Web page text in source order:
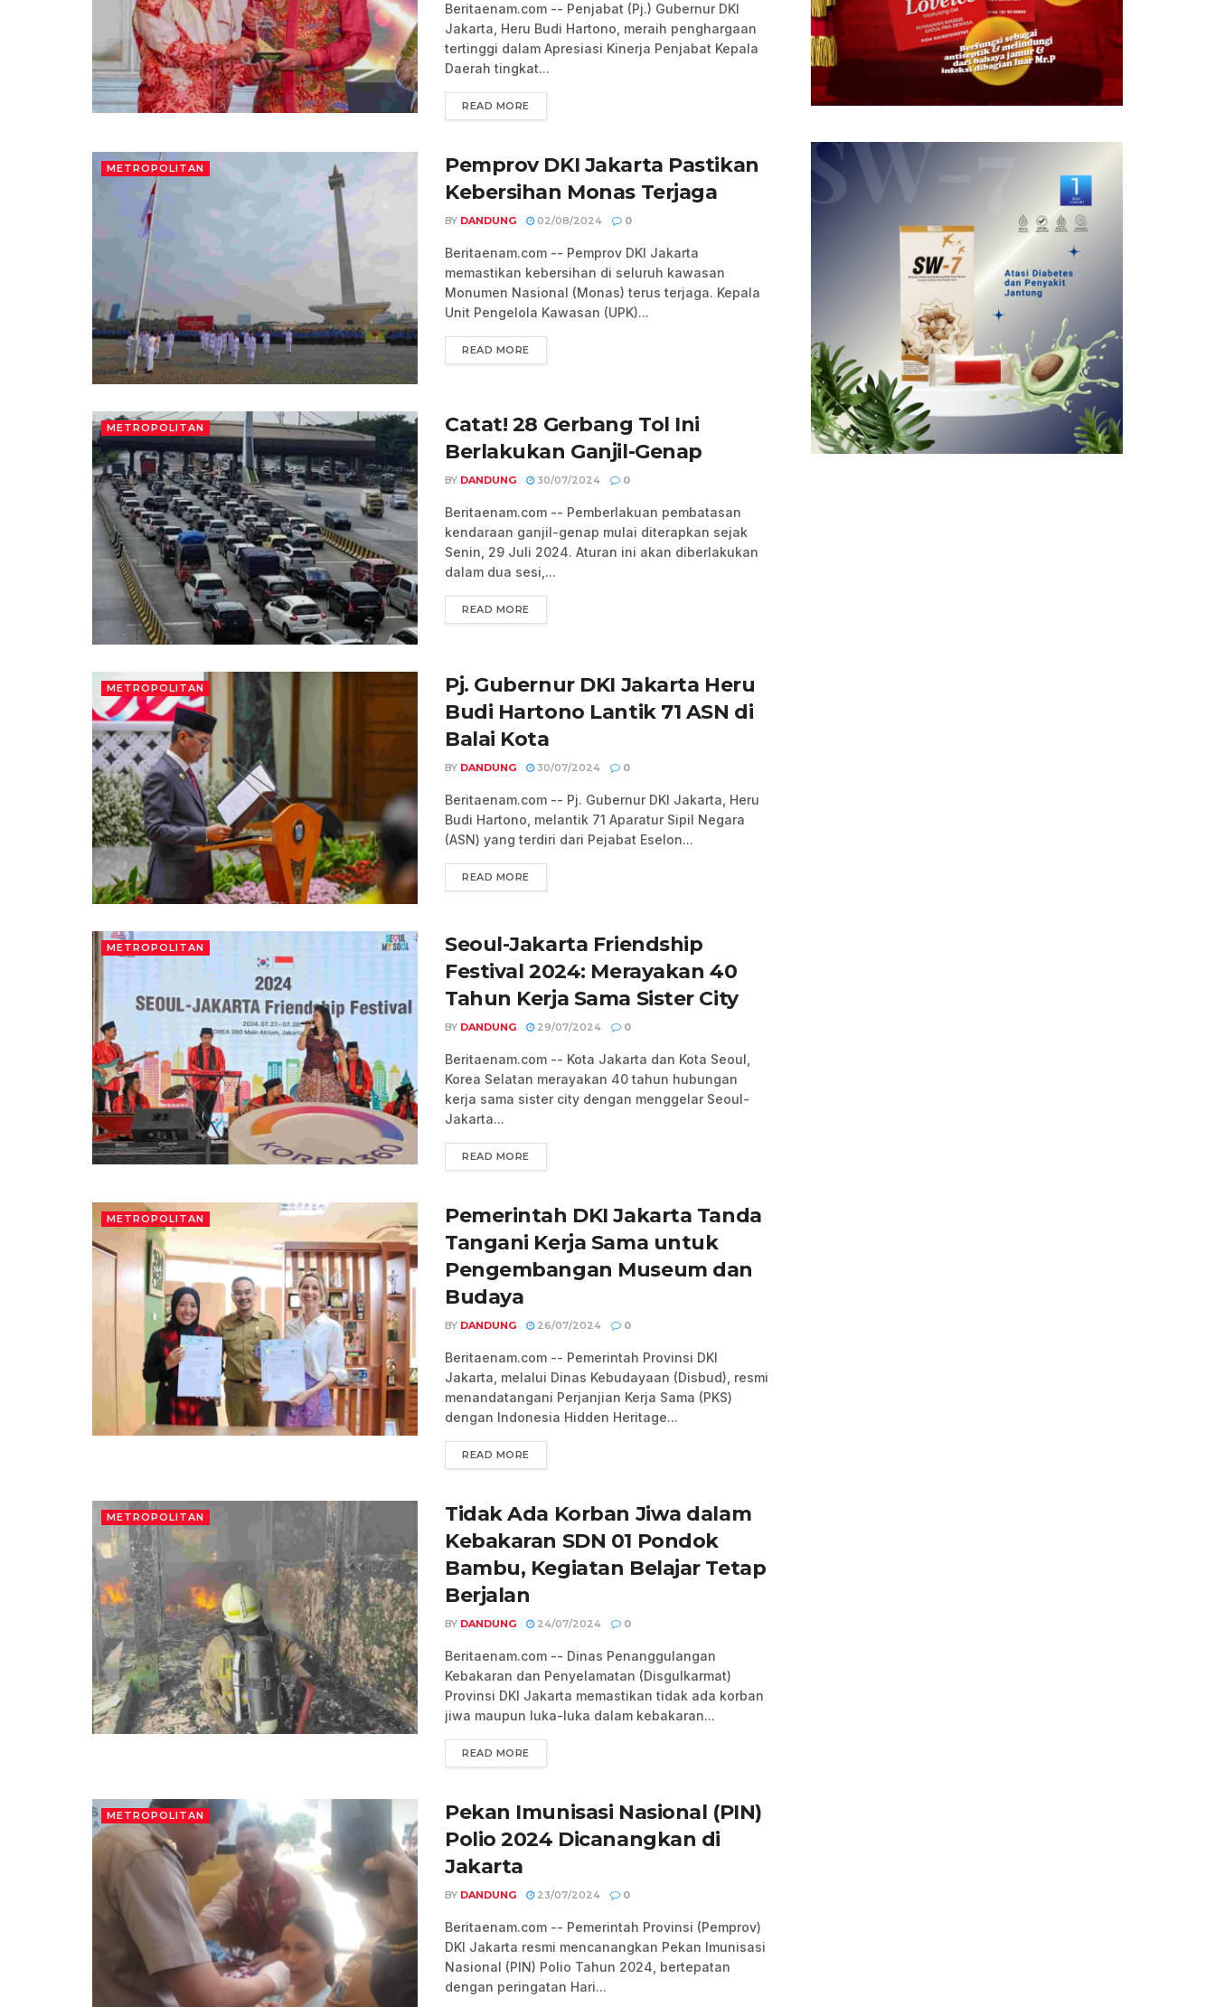
Beritaenam.com -- Penjabat (Pj.) Gubernur DKI
Jakarta, Heru Budi Hartono, meraih penghargaan
tertinggi dalam Apresiasi Kinerja Penjabat Kepala
Daerah tingkat...
READ MORE
METROPOLITAN
Pemprov DKI Jakarta Pastikan
Kebersihan Monas Terjaga
BY DANDUNG 02/08/2024 0
Beritaenam.com -- Pemprov DKI Jakarta
memastikan kebersihan di seluruh kawasan
Monumen Nasional (Monas) terus terjaga. Kepala
Unit Pengelola Kawasan (UPK)...
READ MORE
METROPOLITAN
Catat! 28 Gerbang Tol Ini
Berlakukan Ganjil-Genap
BY DANDUNG 30/07/2024 0
Beritaenam.com -- Pemberlakuan pembatasan
kendaraan ganjil-genap mulai diterapkan sejak
Senin, 29 Juli 2024. Aturan ini akan diberlakukan
dalam dua sesi,...
READ MORE
METROPOLITAN
Pj. Gubernur DKI Jakarta Heru
Budi Hartono Lantik 71 ASN di
Balai Kota
BY DANDUNG 30/07/2024 0
Beritaenam.com -- Pj. Gubernur DKI Jakarta, Heru
Budi Hartono, melantik 71 Aparatur Sipil Negara
(ASN) yang terdiri dari Pejabat Eselon...
READ MORE
METROPOLITAN
Seoul-Jakarta Friendship
Festival 2024: Merayakan 40
Tahun Kerja Sama Sister City
BY DANDUNG 29/07/2024 0
Beritaenam.com -- Kota Jakarta dan Kota Seoul,
Korea Selatan merayakan 40 tahun hubungan
kerja sama sister city dengan menggelar Seoul-
Jakarta...
READ MORE
METROPOLITAN
Pemerintah DKI Jakarta Tanda
Tangani Kerja Sama untuk
Pengembangan Museum dan
Budaya
BY DANDUNG 26/07/2024 0
Beritaenam.com -- Pemerintah Provinsi DKI
Jakarta, melalui Dinas Kebudayaan (Disbud), resmi
menandatangani Perjanjian Kerja Sama (PKS)
dengan Indonesia Hidden Heritage...
READ MORE
METROPOLITAN
Tidak Ada Korban Jiwa dalam
Kebakaran SDN 01 Pondok
Bambu, Kegiatan Belajar Tetap
Berjalan
BY DANDUNG 24/07/2024 0
Beritaenam.com -- Dinas Penanggulangan
Kebakaran dan Penyelamatan (Disgulkarmat)
Provinsi DKI Jakarta memastikan tidak ada korban
jiwa maupun luka-luka dalam kebakaran...
READ MORE
METROPOLITAN
Pekan Imunisasi Nasional (PIN)
Polio 2024 Dicanangkan di
Jakarta
BY DANDUNG 23/07/2024 0
Beritaenam.com -- Pemerintah Provinsi (Pemprov)
DKI Jakarta resmi mencanangkan Pekan Imunisasi
Nasional (PIN) Polio Tahun 2024, bertepatan
dengan peringatan Hari...